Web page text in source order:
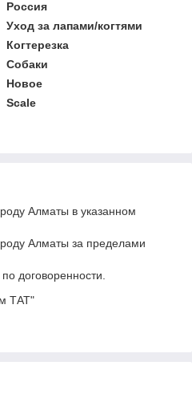
Россия
Уход за лапами/когтями
Когтерезка
Собаки
Новое
Scale
Алматы в указанном
Алматы за пределами
договоренности.
ТАТ"